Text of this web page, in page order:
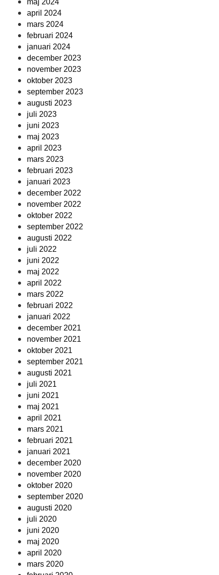
maj 2024
april 2024
mars 2024
februari 2024
januari 2024
december 2023
november 2023
oktober 2023
september 2023
augusti 2023
juli 2023
juni 2023
maj 2023
april 2023
mars 2023
februari 2023
januari 2023
december 2022
november 2022
oktober 2022
september 2022
augusti 2022
juli 2022
juni 2022
maj 2022
april 2022
mars 2022
februari 2022
januari 2022
december 2021
november 2021
oktober 2021
september 2021
augusti 2021
juli 2021
juni 2021
maj 2021
april 2021
mars 2021
februari 2021
januari 2021
december 2020
november 2020
oktober 2020
september 2020
augusti 2020
juli 2020
juni 2020
maj 2020
april 2020
mars 2020